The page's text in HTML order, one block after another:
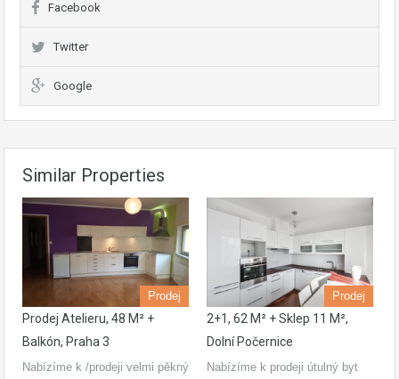
Facebook
Twitter
Google
Similar Properties
Prodej
Prodej Atelieru, 48 M² +
Balkón, Praha 3
Nabízíme k /prodeji velmi pěkný
Prodej
2+1, 62 M² + Sklep 11 M²,
Dolní Počernice
Nabízíme k prodeji útulný byt